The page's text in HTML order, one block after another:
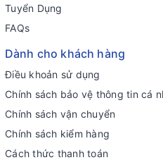
Tuyển Dụng
FAQs
Dành cho khách hàng
Điều khoản sử dụng
Chính sách bảo vệ thông tin cá
Chính sách vận chuyển
Chính sách kiểm hàng
Cách thức thanh toán